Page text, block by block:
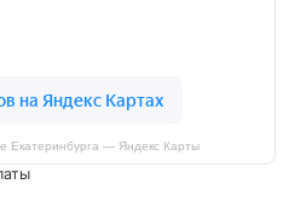
Екатеринбурга — Яндекс Карты